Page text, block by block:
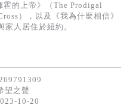
的上帝》（The Prodigal
），以及《我為什麼相信》
家人居住於紐約。
望之聲
10-20